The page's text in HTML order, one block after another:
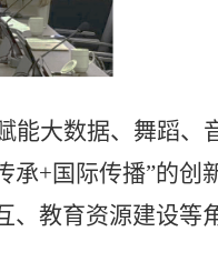
能大数据、舞蹈、
+国际传播”的创
、教育资源建设等